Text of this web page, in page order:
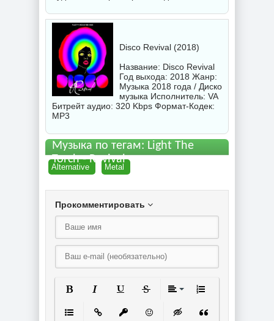
Disco Revival (2018)
Название: Disco Revival
Год выхода: 2018 Жанр:
Музыка 2018 года / Диско
музыка Исполнитель: VA
Битрейт аудио: 320 Kbps Формат-Кодек:
MP3
Музыка по тегам: Light The
Torch - Revival торрент
Alternative Metal
Прокомментировать